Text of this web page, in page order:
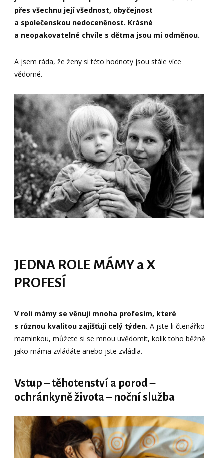
přes všechnu její všednost, obyčejnost
a společenskou nedoceněnost. Krásné
a neopakovatelné chvíle s dětma jsou mi odměnou.
A jsem ráda, že ženy si této hodnoty jsou stále více
vědomé.
JEDNA ROLE MÁMY a X
PROFESÍ
V roli mámy se věnuji mnoha profesím, které
s různou kvalitou zajišťuji celý týden. A jste-li čtenářko
maminkou, můžete si se mnou uvědomit, kolik toho běžně
jako máma zvládáte anebo jste zvládla.
Vstup – těhotenství a porod –
ochránkyně života – noční služba